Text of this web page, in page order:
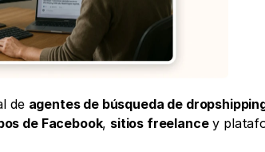
de agentes de búsqueda de
de Facebook, sitios freelance y